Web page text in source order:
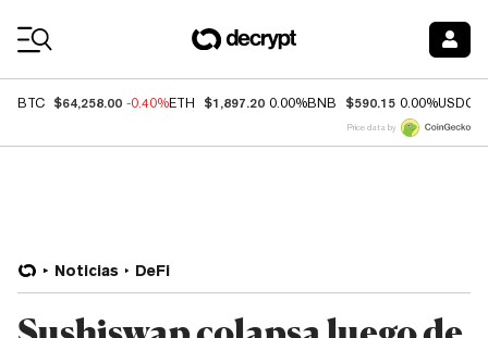
BTC $64,258.00 -0.40%ETH $1,897.20 0.00%BNB $590.15 0.00%USDC
Price data by
Noticias DeFi